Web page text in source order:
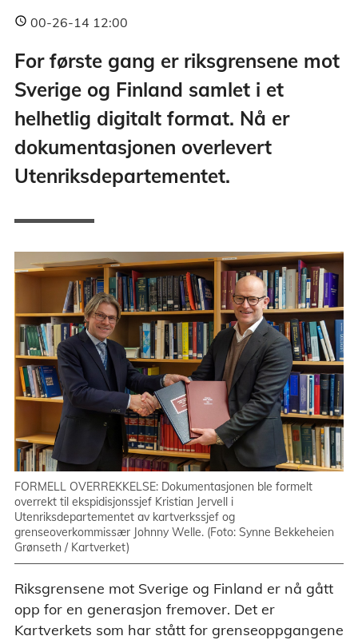
00-26-14 12:00
For første gang er riksgrensene mot
Sverige og Finland samlet i et
helhetlig digitalt format. Nå er
dokumentasjonen overlevert
Utenriksdepartementet.
FORMELL OVERREKKELSE: Dokumentasjonen ble formelt
overrekt til ekspidisjonssjef Kristian Jervell i
Utenriksdepartementet av kartverkssjef og
grenseoverkommissær Johnny Welle. (Foto: Synne Bekkeheien
Grønseth / Kartverket)
Riksgrensene mot Sverige og Finland er nå gått
opp for en generasjon fremover. Det er
Kartverkets som har stått for grenseoppgangene